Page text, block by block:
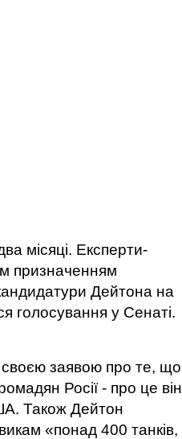
місяці. Експерти-
призначенням
Дейтона на
голосування у Сенаті.
своєю заявою про те, що
Росії - про це він
Також Дейтон
«понад 400 танків,